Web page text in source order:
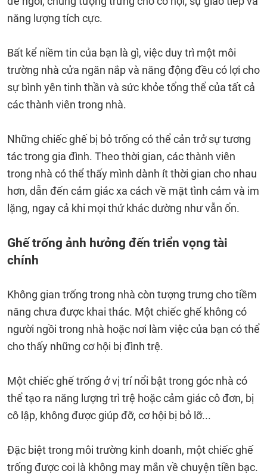
năng lượng tích cực.
Bất kể niềm tin của bạn là gì, việc duy trì một môi
trường nhà cửa ngăn nắp và năng động đều có lợi cho
sự bình yên tinh thần và sức khỏe tổng thể của tất cả
các thành viên trong nhà.
Những chiếc ghế bị bỏ trống có thể cản trở sự tương
tác trong gia đình. Theo thời gian, các thành viên
trong nhà có thể thấy mình dành ít thời gian cho nhau
hơn, dẫn đến cảm giác xa cách về mặt tình cảm và im
lặng, ngay cả khi mọi thứ khác dường như vẫn ổn.
Ghế trống ảnh hưởng đến triển vọng tài
chính
Không gian trống trong nhà còn tượng trưng cho tiềm
năng chưa được khai thác. Một chiếc ghế không có
người ngồi trong nhà hoặc nơi làm việc của bạn có thể
cho thấy những cơ hội bị đình trệ.
Một chiếc ghế trống ở vị trí nổi bật trong góc nhà có
thể tạo ra năng lượng trì trệ hoặc cảm giác cô đơn, bị
cô lập, không được giúp đỡ, cơ hội bị bỏ lỡ...
Đặc biệt trong môi trường kinh doanh, một chiếc ghế
trống được coi là không may mắn về chuyện tiền bạc.